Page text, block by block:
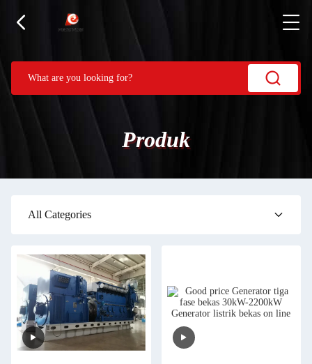
Produk
All Categories